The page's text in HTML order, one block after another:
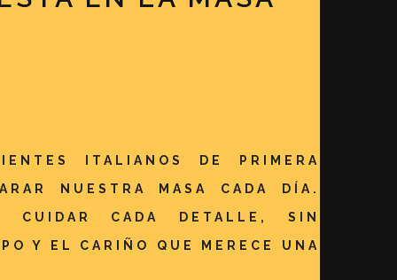
ITALIANOS DE PRIMERA
NUESTRA MASA CADA DÍA.
CUIDAR CADA DETALLE, SIN
Y EL CARIÑO QUE MERECE UNA